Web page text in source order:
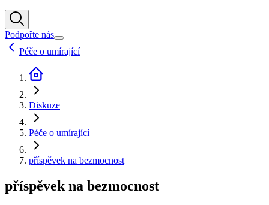
Podpořte nás
Péče o umírající
Diskuze
Péče o umírající
příspěvek na bezmocnost
příspěvek na bezmocnost